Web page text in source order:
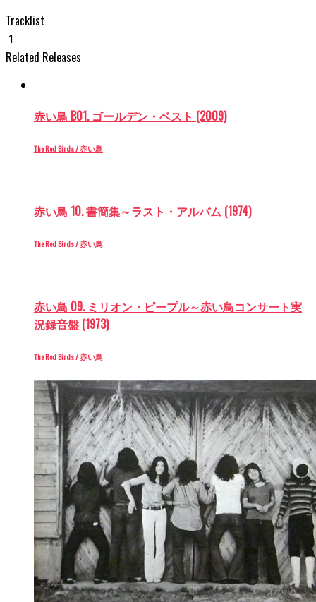
Tracklist
1
Related Releases
赤い鳥 B01. ゴールデン・ベスト (2009)
The Red Birds / 赤い鳥
赤い鳥 10. 書簡集～ラスト・アルバム (1974)
The Red Birds / 赤い鳥
赤い鳥 09. ミリオン・ピープル～赤い鳥コンサート実
況録音盤 (1973)
The Red Birds / 赤い鳥